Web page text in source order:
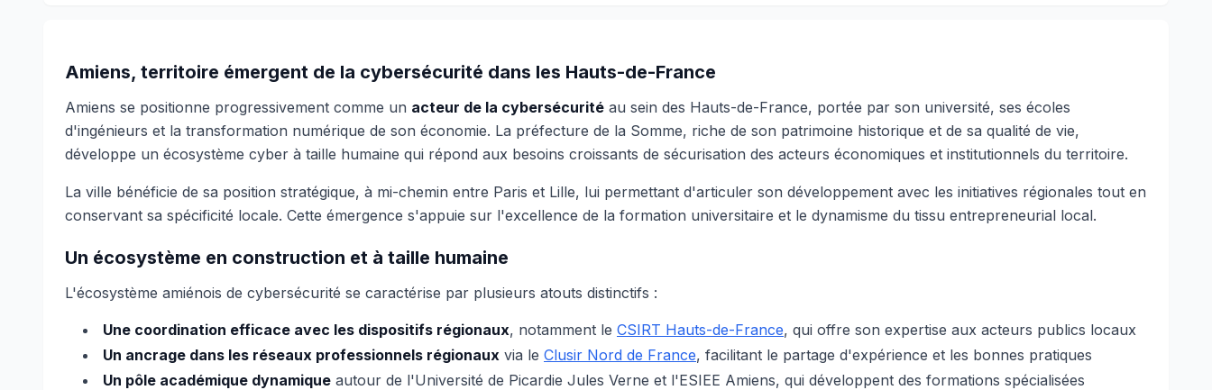
Amiens, territoire émergent de la cybersécurité dans les Hauts-de-France
Amiens se positionne progressivement comme un acteur de la cybersécurité au sein des Hauts-de-France, portée par son université, ses écoles
d'ingénieurs et la transformation numérique de son économie. La préfecture de la Somme, riche de son patrimoine historique et de sa qualité de vie,
développe un écosystème cyber à taille humaine qui répond aux besoins croissants de sécurisation des acteurs économiques et institutionnels du territoire.
La ville bénéficie de sa position stratégique, à mi-chemin entre Paris et Lille, lui permettant d'articuler son développement avec les initiatives régionales tout en
conservant sa spécificité locale. Cette émergence s'appuie sur l'excellence de la formation universitaire et le dynamisme du tissu entrepreneurial local.
Un écosystème en construction et à taille humaine
L'écosystème amiénois de cybersécurité se caractérise par plusieurs atouts distinctifs :
Une coordination efficace avec les dispositifs régionaux, notamment le CSIRT Hauts-de-France, qui offre son expertise aux acteurs publics locaux
Un ancrage dans les réseaux professionnels régionaux via le Clusir Nord de France, facilitant le partage d'expérience et les bonnes pratiques
Un pôle académique dynamique autour de l'Université de Picardie Jules Verne et l'ESIEE Amiens, qui développent des formations spécialisées